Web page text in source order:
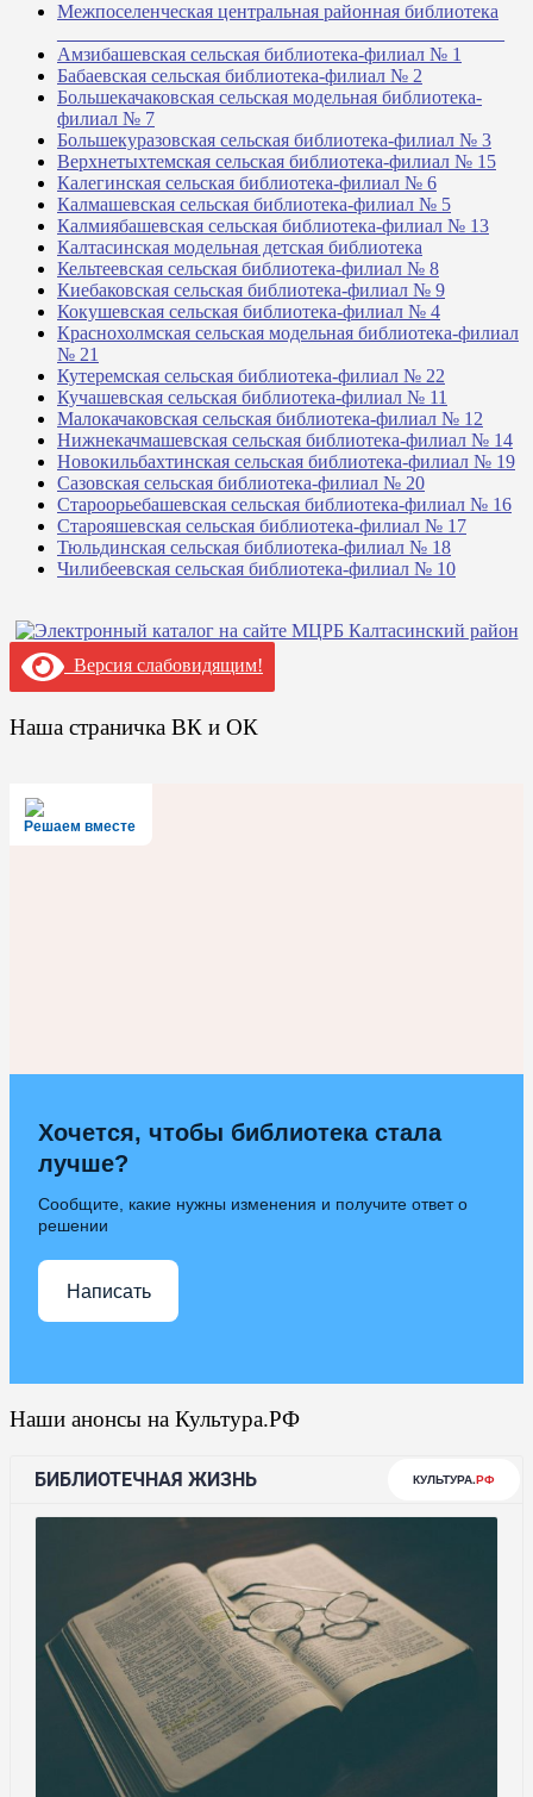
Межпоселенческая центральная районная библиотека
Амзибашевская сельская библиотека-филиал № 1
Бабаевская сельская библиотека-филиал № 2
Большекачаковская сельская модельная библиотека-
филиал № 7
Большекуразовская сельская библиотека-филиал № 3
Верхнетыхтемская сельская библиотека-филиал № 15
Калегинская сельская библиотека-филиал № 6
Калмашевская сельская библиотека-филиал № 5
Калмиябашевская сельская библиотека-филиал № 13
Калтасинская модельная детская библиотека
Кельтеевская сельская библиотека-филиал № 8
Киебаковская сельская библиотека-филиал № 9
Кокушевская сельская библиотека-филиал № 4
Краснохолмская сельская модельная библиотека-филиал
№ 21
Кутеремская сельская библиотека-филиал № 22
Кучашевская сельская библиотека-филиал № 11
Малокачаковская сельская библиотека-филиал № 12
Нижнекачмашевская сельская библиотека-филиал № 14
Новокильбахтинская сельская библиотека-филиал № 19
Сазовская сельская библиотека-филиал № 20
Староорьебашевская сельская библиотека-филиал № 16
Старояшевская сельская библиотека-филиал № 17
Тюльдинская сельская библиотека-филиал № 18
Чилибеевская сельская библиотека-филиал № 10
Версия слабовидящим!
Наша страничка ВК и ОК
Решаем вместе
Хочется, чтобы библиотека стала
лучше?
Сообщите, какие нужны изменения и получите ответ о
решении
Написать
Наши анонсы на Культура.РФ